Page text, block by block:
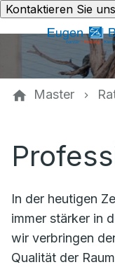
Kontaktieren Sie uns
Master
In der heutigen
immer stärker in
wir verbringen
Qualität der